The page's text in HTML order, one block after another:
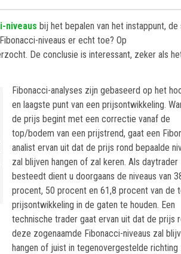
niveaus bij het bepalen van het instappunt, de
niveaus er echt toe? Op
De conclusie is interessant, zeker als
Fibonacci-analyses zijn gebaseerd op het
en laagste punt van een prijsontwikkeling.
de prijs begint met een correctie vanaf de
top/bodem van een prijstrend, gaat een
analist ervan uit dat de prijs rond bepaalde
zal blijven hangen of zal keren. Als daytrader
besteedt dient u doorgaans de niveaus van
procent, 50 procent en 61,8 procent van de
prijsontwikkeling in de gaten te houden. Een
technische trader gaat ervan uit dat de prijs
deze zogenaamde Fibonacci-niveaus zal
hangen of juist in tegenovergestelde richting